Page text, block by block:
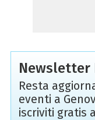
Newsletter
Resta
eventi a
iscriviti gratis